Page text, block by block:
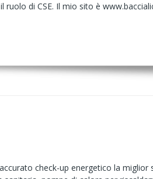
di CSE. Il mio sito è
check-up energetico la miglior